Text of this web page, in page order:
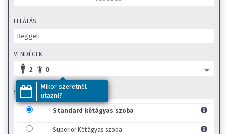
Mikor szeretnél
utazni?
ELLÁTÁS
VENDÉGEK
2 0
SZOBA TÍPUS
Standard kétágyas szoba
Superior Kétágyas szoba